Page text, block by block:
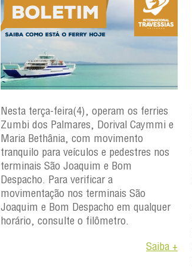
Nesta terça-feira(4), operam os ferries
Zumbi dos Palmares, Dorival Caymmi e
Maria Bethânia, com movimento
tranquilo para veículos e pedestres nos
terminais São Joaquim e Bom
Despacho. Para verificar a
movimentação nos terminais São
Joaquim e Bom Despacho em qualquer
horário, consulte o filômetro.
Saiba +